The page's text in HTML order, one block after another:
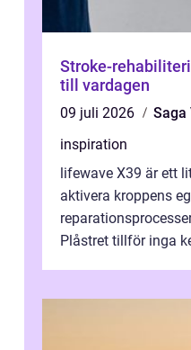
Stroke-
till vardagen
09 juli 2026
Saga
inspiration
lifewave X39 är ett
aktivera kroppens
Plåstret tillför inga